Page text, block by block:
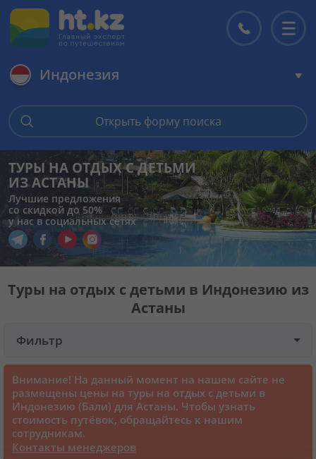
Горящие туры
Цены на туры
Страны
Туры
Круизы
Статьи
70126 отзывов наших туристов
Индонезия
Открыть форму поиска
ТУРЫ НА ОТДЫХ С ДЕТЬМИ
ИЗ АСТАНЫ
Лучшие предложения
со скидкой до 50%
у нас в социальных сетях
Перейти в наш Telegram
Перейти в наш Facebook
Перейти в наш YouTube
Перейти в наш Instagram
Туры на отдых с детьми в Индонезию из
Астаны
Фильтр
Внимание! На данный момент на нашем сайте не
размещены цены на туры на отдых с детьми в
Индонезию (Бали) для Астаны. Чтобы узнать
стоимость путёвок, обращайтесь к нашим
сотрудникам.
Контакты менеджеров